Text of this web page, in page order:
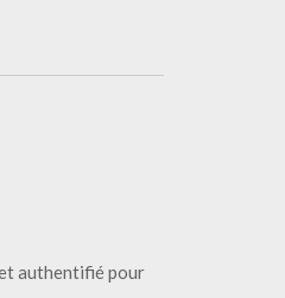
authentifié pour